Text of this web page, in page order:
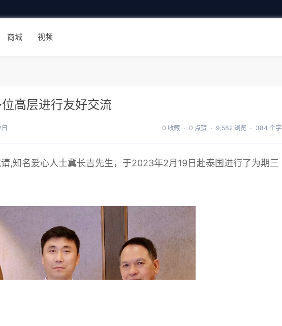
商城 视频
高层进行友好交流
0 收藏 0 点赞 9,582 浏览 384 个字
,知名爱心人士冀长吉先生，于2023年2月19日赴泰国进行了为期三